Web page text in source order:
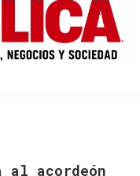
al acordeón